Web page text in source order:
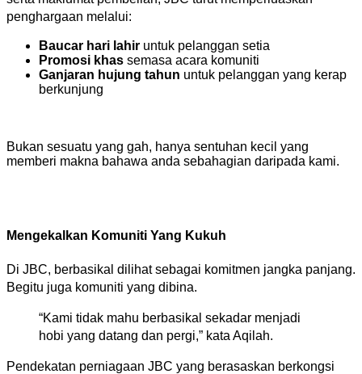
penghargaan melalui:
Baucar hari lahir untuk pelanggan setia
Promosi khas semasa acara komuniti
Ganjaran hujung tahun untuk pelanggan yang kerap
berkunjung
Bukan sesuatu yang gah, hanya sentuhan kecil yang
memberi makna bahawa anda sebahagian daripada kami.
Mengekalkan Komuniti Yang Kukuh
Di JBC, berbasikal dilihat sebagai komitmen jangka panjang.
Begitu juga komuniti yang dibina.
“Kami tidak mahu berbasikal sekadar menjadi
hobi yang datang dan pergi,” kata Aqilah.
Pendekatan perniagaan JBC yang berasaskan berkongsi